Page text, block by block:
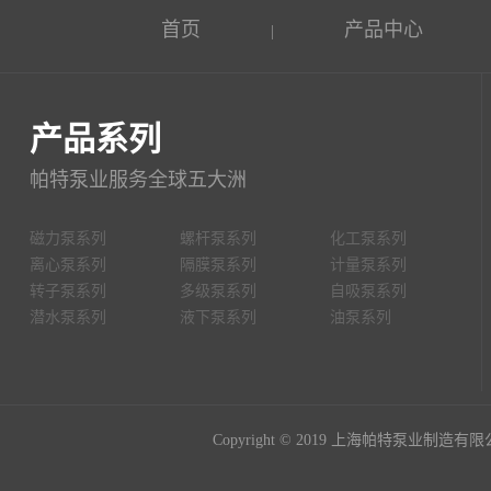
首页 产品中心
产品系列
帕特泵业服务全球五大洲
磁力泵系列 螺杆泵系列
化工泵系列
离心泵系列
隔膜泵系列
计量泵系列
转子泵系列
多级泵系列
自吸泵系列
潜水泵系列
液下泵系列 油泵系列
Copyright © 2019 上海帕特泵业制造有